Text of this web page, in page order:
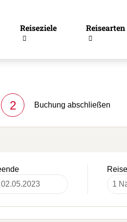
Reiseziele Reisearten
2 Buchung abschließen